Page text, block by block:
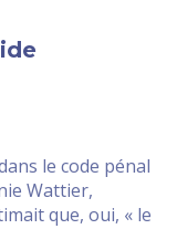
le code pénal
Wattier,
que, oui, « le